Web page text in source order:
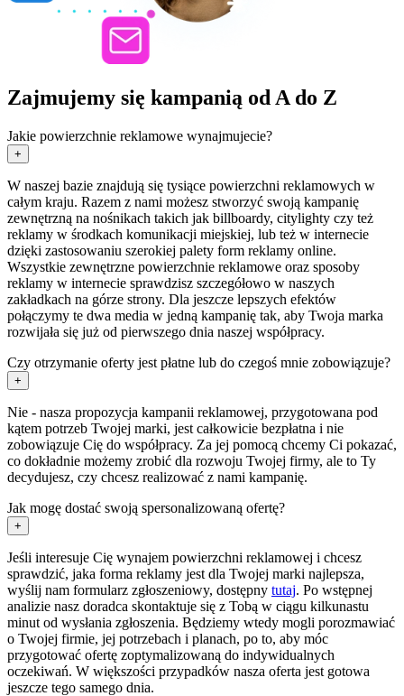
Zajmujemy się kampanią od A do Z
Jakie powierzchnie reklamowe wynajmujecie?
+
W naszej bazie znajdują się tysiące powierzchni reklamowych w
całym kraju. Razem z nami możesz stworzyć swoją kampanię
zewnętrzną na nośnikach takich jak billboardy, citylighty czy też
reklamy w środkach komunikacji miejskiej, lub też w internecie
dzięki zastosowaniu szerokiej palety form reklamy online.
Wszystkie zewnętrzne powierzchnie reklamowe oraz sposoby
reklamy w internecie sprawdzisz szczegółowo w naszych
zakładkach na górze strony. Dla jeszcze lepszych efektów
połączymy te dwa media w jedną kampanię tak, aby Twoja marka
rozwijała się już od pierwszego dnia naszej współpracy.
Czy otrzymanie oferty jest płatne lub do czegoś mnie zobowiązuje?
+
Nie - nasza propozycja kampanii reklamowej, przygotowana pod
kątem potrzeb Twojej marki, jest całkowicie bezpłatna i nie
zobowiązuje Cię do współpracy. Za jej pomocą chcemy Ci pokazać,
co dokładnie możemy zrobić dla rozwoju Twojej firmy, ale to Ty
decydujesz, czy chcesz realizować z nami kampanię.
Jak mogę dostać swoją spersonalizowaną ofertę?
+
Jeśli interesuje Cię wynajem powierzchni reklamowej i chcesz
sprawdzić, jaka forma reklamy jest dla Twojej marki najlepsza,
wyślij nam formularz zgłoszeniowy, dostępny tutaj. Po wstępnej
analizie nasz doradca skontaktuje się z Tobą w ciągu kilkunastu
minut od wysłania zgłoszenia. Będziemy wtedy mogli porozmawiać
o Twojej firmie, jej potrzebach i planach, po to, aby móc
przygotować ofertę zoptymalizowaną do indywidualnych
oczekiwań. W większości przypadków nasza oferta jest gotowa
jeszcze tego samego dnia.